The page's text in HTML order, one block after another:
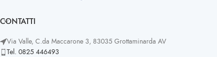
CONTATTI
Via Valle, C.da Maccarone 3, 83035 Grottaminarda AV
Tel. 0825 446493